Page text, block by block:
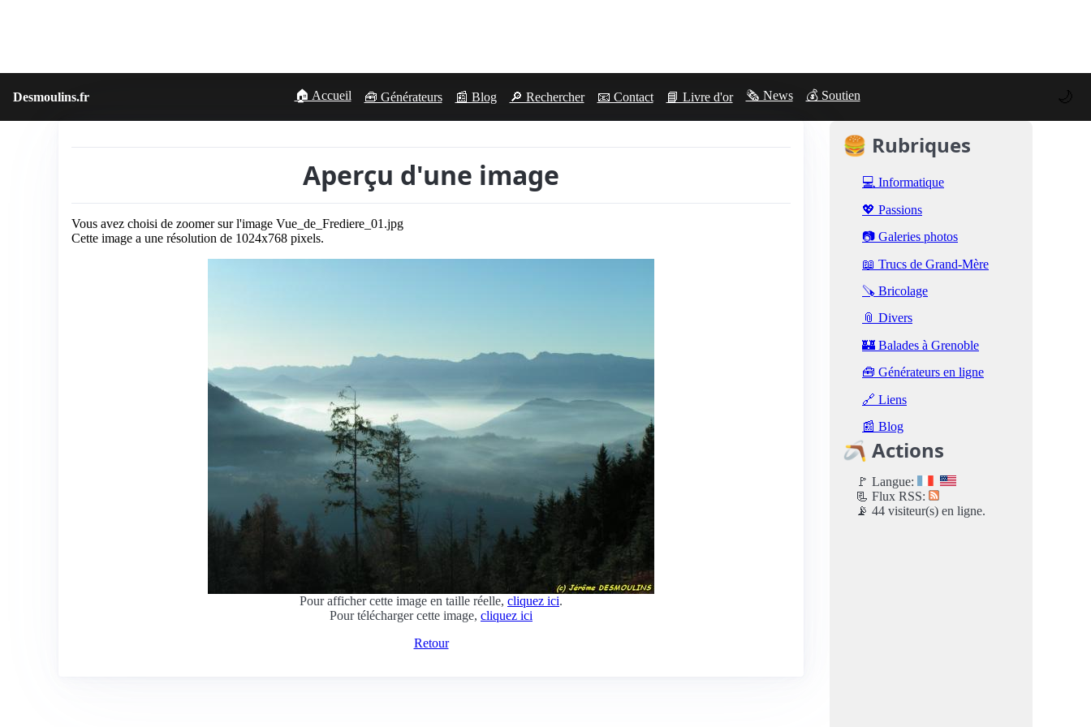
Desmoulins.fr 🏠 Accueil 🧰 Générateurs 📰 Blog 🔎 Rechercher 📧 Contact 📘 Livre d'or 🗞️ News 💰 Soutien 🌙
Aperçu d'une image
Vous avez choisi de zoomer sur l'image Vue_de_Frediere_01.jpg
Cette image a une résolution de 1024x768 pixels.
Pour afficher cette image en taille réelle, cliquez ici.
Pour télécharger cette image, cliquez ici
Retour
🍔 Rubriques
💻 Informatique
💖 Passions
📷 Galeries photos
📖 Trucs de Grand-Mère
🪚 Bricolage
📎 Divers
🏰 Balades à Grenoble
🧰 Générateurs en ligne
🔗 Liens
📰 Blog
🪃 Actions
🚩 Langue:
📃 Flux RSS:
📡 44 visiteur(s) en ligne.